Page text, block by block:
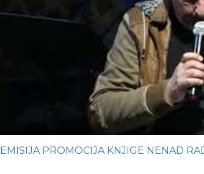
EMISIJA PROMOCIJA KNJIGE NENAD